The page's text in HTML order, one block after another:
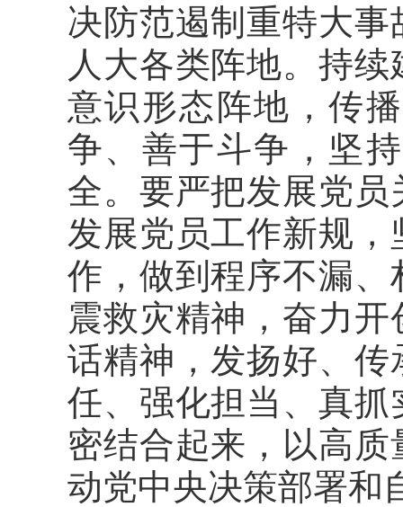
决防范遏制重特大
人大各类阵地。持
意识形态阵地，传
争、善于斗争，坚
全。要严把发展党
发展党员工作新规
作，做到程序不漏
震救灾精神，奋力
话精神，发扬好、
任、强化担当、真
密结合起来，以高
动党中央决策部署和